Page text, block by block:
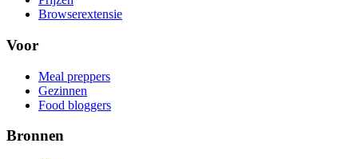
Browserextensie
Voor
Meal preppers
Gezinnen
Food bloggers
Bronnen